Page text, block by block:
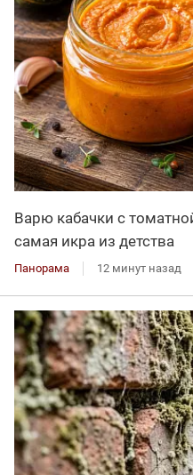
Варю кабачки с
самая икра из детства
Панорама 12 минут назад